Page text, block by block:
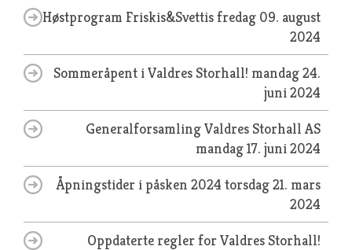
Høstprogram Friskis&Svettisfredag 09. august
2024
Sommeråpent i Valdres Storhall! mandag 24.
juni 2024
Generalforsamling Valdres Storhall AS
mandag 17. juni 2024
Åpningstider i påsken 2024 torsdag 21. mars
2024
Oppdaterte regler for Valdres Storhall!